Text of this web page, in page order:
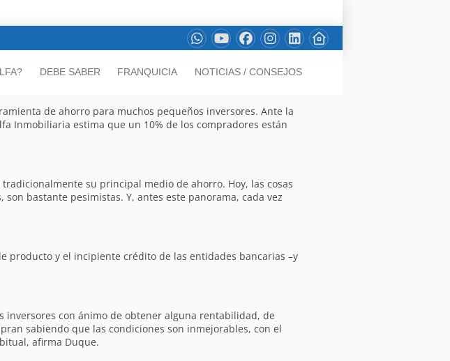
DEBE SABER FRANQUICIA NOTICIAS / CONSEJOS
de ahorro para muchos pequeños inversores. Ante la
Inmobiliaria estima que un 10% de los compradores están
su principal medio de ahorro. Hoy, las cosas
bastante pesimistas. Y, antes este panorama, cada vez
producto y el incipiente crédito de las entidades bancarias –y
inversores con ánimo de obtener alguna rentabilidad, de
sabiendo que las condiciones son inmejorables, con el
afirma Duque.